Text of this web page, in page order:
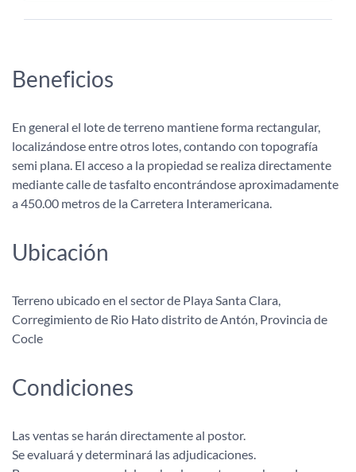
Beneficios
En general el lote de terreno mantiene forma rectangular,
localizándose entre otros lotes, contando con topografía
semi plana. El acceso a la propiedad se realiza directamente
mediante calle de tasfalto encontrándose aproximadamente
a 450.00 metros de la Carretera Interamericana.
Ubicación
Terreno ubicado en el sector de Playa Santa Clara,
Corregimiento de Rio Hato distrito de Antón, Provincia de
Cocle
Condiciones
Las ventas se harán directamente al postor.
Se evaluará y determinará las adjudicaciones.